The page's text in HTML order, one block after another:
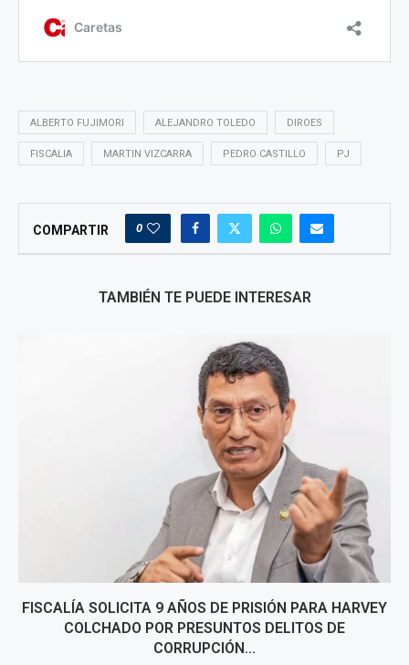
ALBERTO FUJIMORI ALEJANDRO TOLEDO DIROES
FISCALIA MARTIN VIZCARRA PEDRO CASTILLO PJ
COMPARTIR 0
TAMBIÉN TE PUEDE INTERESAR
FISCALÍA SOLICITA 9 AÑOS DE PRISIÓN PARA HARVEY
COLCHADO POR PRESUNTOS DELITOS DE
CORRUPCIÓN...